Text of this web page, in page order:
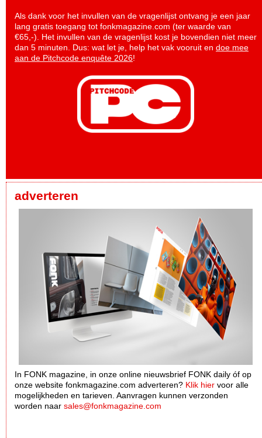
Als dank voor het invullen van de vragenlijst ontvang je een jaar
lang gratis toegang tot fonkmagazine.com (ter waarde van
€65,-). Het invullen van de vragenlijst kost je bovendien niet meer
dan 5 minuten. Dus: wat let je, help het vak vooruit en doe mee
aan de Pitchcode enquête 2026!
adverteren
In FONK magazine, in onze online nieuwsbrief FONK daily óf op
onze website fonkmagazine.com adverteren? Klik hier voor alle
mogelijkheden en tarieven. Aanvragen kunnen verzonden
worden naar sales@fonkmagazine.com